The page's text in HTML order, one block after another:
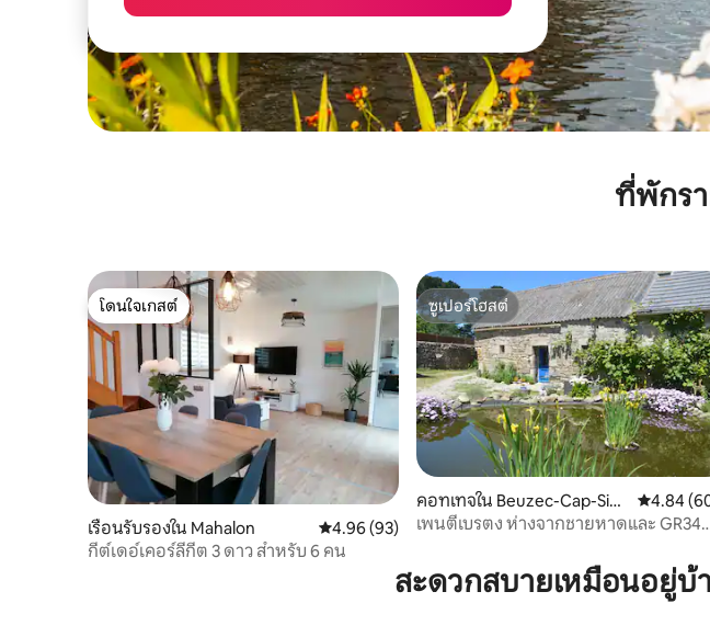
ที่พักร
โดนใจเกสต์
โดนใจเกสต์
เรือนรับรองใน Mahalon คะแนนเฉลี่ย 4.96 จาก 5, 93 รีวิว
4.96 (93)
กีต์เดอ์เคอร์ลีกีต 3 ดาว สำหรับ 6 คน
ซูเปอร์โฮสต์
ซูเปอร์โฮสต์
คอทเทจใน Beuzec-Cap-Sizu
n
คะแนนเฉ
4.84
เพนตีเบรตง ห่างจากชายหาดและ GR34
สะดวกสบายเหมือนอยู่บ้